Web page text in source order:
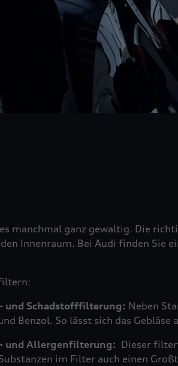
manchmal ganz gewaltig. Die
Innenraum. Bei Audi finden Sie
und Schadstofffilterung: Neben
Benzol. So lässt sich das Gebläse
und Allergenfilterung: Dieser
im Filter auch einen